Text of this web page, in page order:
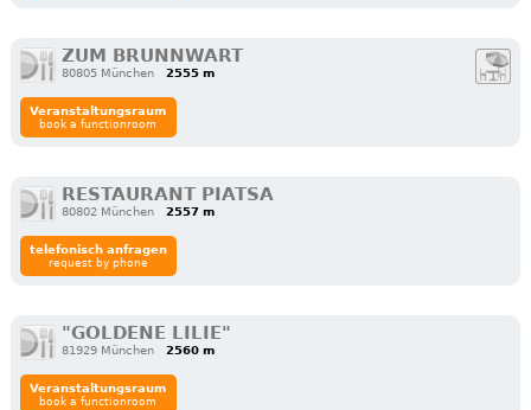
ZUM BRUNNWART
80805 München 2555 m
Veranstaltungsraum
book a functionroom
RESTAURANT PIATSA
80802 München 2557 m
telefonisch anfragen
request by phone
"GOLDENE LILIE"
81929 München 2560 m
Veranstaltungsraum
book a functionroom